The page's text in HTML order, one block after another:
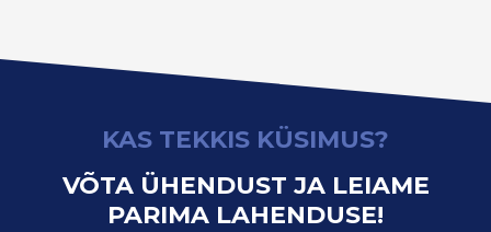
KAS TEKKIS KÜSIMUS?
VÕTA ÜHENDUST JA LEIAME
PARIMA LAHENDUSE!